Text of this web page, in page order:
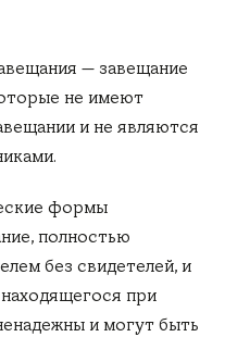
— завещание
не имеют
и не являются
формы
полностью
без свидетелей, и
при
и могут быть